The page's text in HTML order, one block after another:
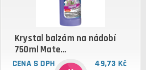
Krystal balzám na nádobí
750ml Mate...
CENA S DPH 49,73 Kč